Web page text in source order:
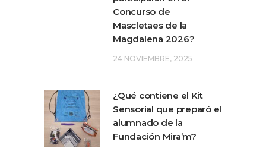
Concurso de
Mascletaes de la
Magdalena 2026?
24 NOVIEMBRE, 2025
¿Qué contiene el Kit
Sensorial que preparó el
alumnado de la
Fundación Mira’m?